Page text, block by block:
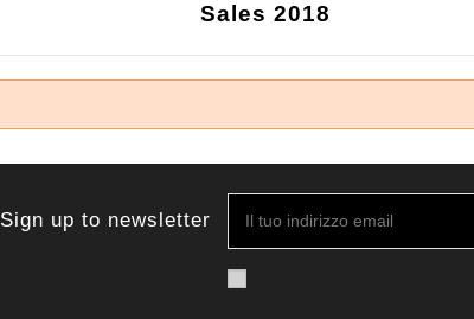
Sales 2018
Sign up to newsletter